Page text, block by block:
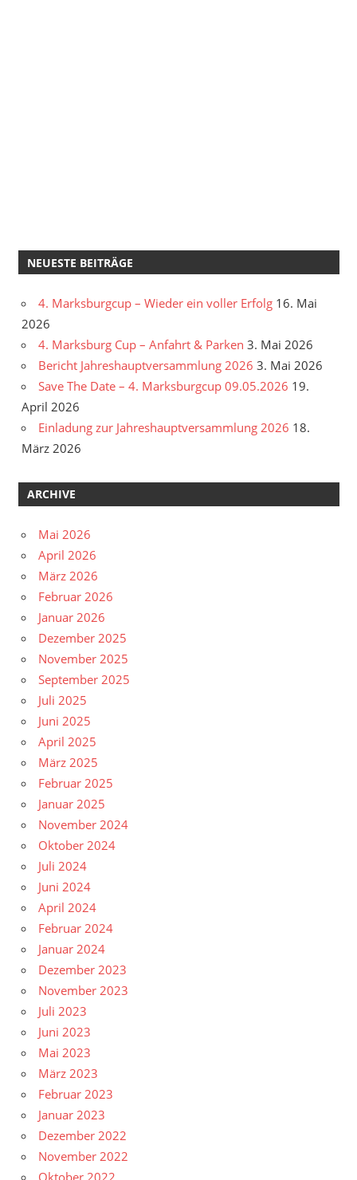
NEUESTE BEITRÄGE
4. Marksburgcup – Wieder ein voller Erfolg 16. Mai
2026
4. Marksburg Cup – Anfahrt & Parken 3. Mai 2026
Bericht Jahreshauptversammlung 2026 3. Mai 2026
Save The Date – 4. Marksburgcup 09.05.2026 19.
April 2026
Einladung zur Jahreshauptversammlung 2026 18.
März 2026
ARCHIVE
Mai 2026
April 2026
März 2026
Februar 2026
Januar 2026
Dezember 2025
November 2025
September 2025
Juli 2025
Juni 2025
April 2025
März 2025
Februar 2025
Januar 2025
November 2024
Oktober 2024
Juli 2024
Juni 2024
April 2024
Februar 2024
Januar 2024
Dezember 2023
November 2023
Juli 2023
Juni 2023
Mai 2023
März 2023
Februar 2023
Januar 2023
Dezember 2022
November 2022